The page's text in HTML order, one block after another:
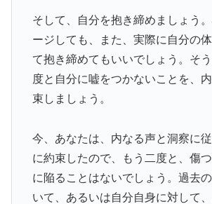
そして、自分を抱き締めましょう
ージしても、また、実際に自分の
て抱き締めてもいいでしょう。そ
度と自分に嘘をつかないことを、
束しましょう。
今、あなたは、内なる声と洞察に
に約束したので、もう二度と、傷
に陥ることはないでしょう。過去
いて、あるいは自分自身に対して